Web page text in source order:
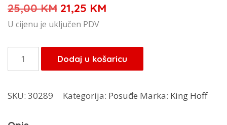
25,00KM Izvorna
cijena
je:
25,00 KM.
21,25 KM
21,25 KM.
U cijenu je uključen PDV
King
Hoff
za
Dodaj u košaricu
SKU: 30289 Kategorija: Posuđe Marka: King Hoff